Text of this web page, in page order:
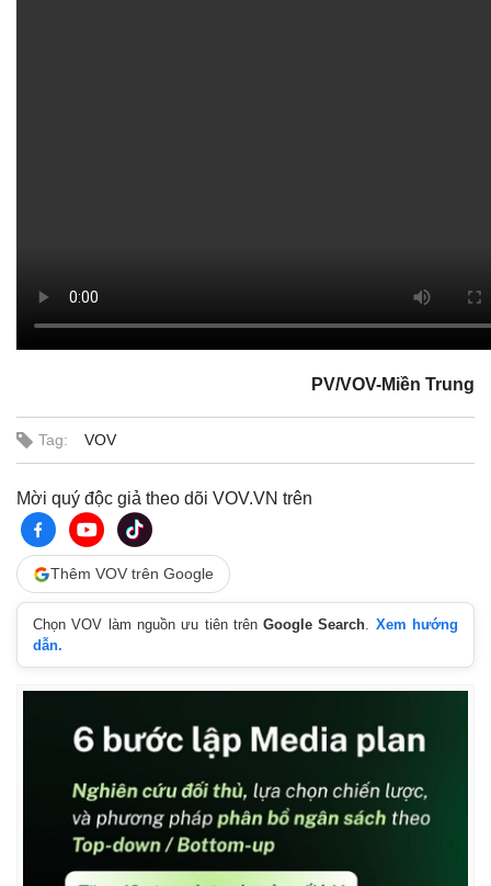
PV/VOV-Miền Trung
Tag: VOV
Mời quý độc giả theo dõi VOV.VN trên
Thêm VOV trên Google
Chọn VOV làm nguồn ưu tiên trênGoogle Search. Xem hướng
dẫn.